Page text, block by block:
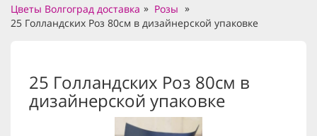
Цветы Волгоград доставка
Розы
25 Голландских Роз 80см в дизайнерской упаковке
25 Голландских Роз 80см в
дизайнерской упаковке